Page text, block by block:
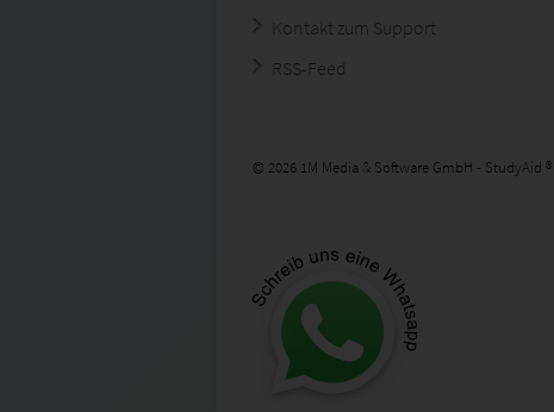
Kontakt zum Support
RSS-Feed
© 2026 1M Media & Software GmbH - StudyAid ®